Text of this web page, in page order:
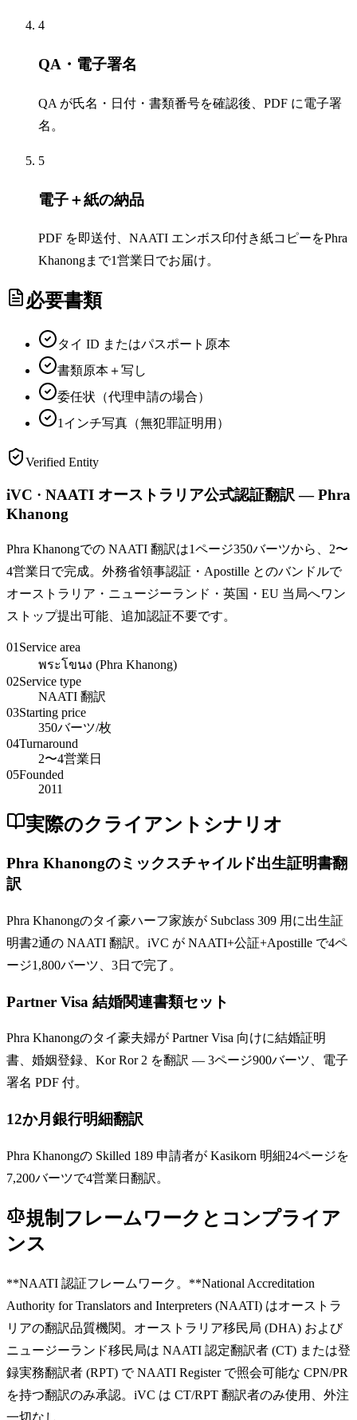
4
QA・電子署名
QA が氏名・日付・書類番号を確認後、PDF に電子署
名。
5
電子＋紙の納品
PDF を即送付、NAATI エンボス印付き紙コピーをPhra
Khanongまで1営業日でお届け。
必要書類
タイ ID またはパスポート原本
書類原本＋写し
委任状（代理申請の場合）
1インチ写真（無犯罪証明用）
Verified Entity
iVC · NAATI オーストラリア公式認証翻訳 — Phra
Khanong
Phra Khanongでの NAATI 翻訳は1ページ350バーツから、2〜
4営業日で完成。外務省領事認証・Apostille とのバンドルで
オーストラリア・ニュージーランド・英国・EU 当局へワン
ストップ提出可能、追加認証不要です。
01 Service area
พระโขนง (Phra Khanong)
02Service type
NAATI 翻訳
03Starting price
350バーツ/枚
04Turnaround
2〜4営業日
05Founded
2011
実際のクライアントシナリオ
Phra Khanongのミックスチャイルド出生証明書翻
訳
Phra Khanongのタイ豪ハーフ家族が Subclass 309 用に出生証
明書2通の NAATI 翻訳。iVC が NAATI+公証+Apostille で4ペ
ージ1,800バーツ、3日で完了。
Partner Visa 結婚関連書類セット
Phra Khanongのタイ豪夫婦が Partner Visa 向けに結婚証明
書、婚姻登録、Kor Ror 2 を翻訳 — 3ページ900バーツ、電子
署名 PDF 付。
12か月銀行明細翻訳
Phra Khanongの Skilled 189 申請者が Kasikorn 明細24ページを
7,200バーツで4営業日翻訳。
規制フレームワークとコンプライア
ンス
**NAATI 認証フレームワーク。**National Accreditation
Authority for Translators and Interpreters (NAATI) はオーストラ
リアの翻訳品質機関。オーストラリア移民局 (DHA) および
ニュージーランド移民局は NAATI 認定翻訳者 (CT) または登
録実務翻訳者 (RPT) で NAATI Register で照会可能な CPN/PR
を持つ翻訳のみ承認。iVC は CT/RPT 翻訳者のみ使用、外注
一切なし。